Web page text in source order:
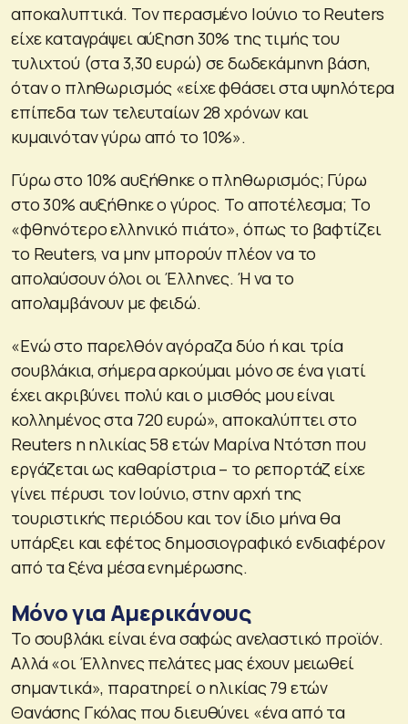
αποκαλυπτικά. Τον περασμένο Ιούνιο το Reuters
είχε καταγράψει αύξηση 30% της τιμής του
τυλιχτού (στα 3,30 ευρώ) σε δωδεκάμηνη βάση,
όταν ο πληθωρισμός «είχε φθάσει στα υψηλότερα
επίπεδα των τελευταίων 28 χρόνων και
κυμαινόταν γύρω από το 10%».
Γύρω στο 10% αυξήθηκε ο πληθωρισμός; Γύρω
στο 30% αυξήθηκε ο γύρος. Το αποτέλεσμα; Το
«φθηνότερο ελληνικό πιάτο», όπως το βαφτίζει
το Reuters, να μην μπορούν πλέον να το
απολαύσουν όλοι οι Έλληνες. Ή να το
απολαμβάνουν με φειδώ.
«Ενώ στο παρελθόν αγόραζα δύο ή και τρία
σουβλάκια, σήμερα αρκούμαι μόνο σε ένα γιατί
έχει ακριβύνει πολύ και ο μισθός μου είναι
κολλημένος στα 720 ευρώ», αποκαλύπτει στο
Reuters η ηλικίας 58 ετών Μαρίνα Ντότση που
εργάζεται ως καθαρίστρια – το ρεπορτάζ είχε
γίνει πέρυσι τον Ιούνιο, στην αρχή της
τουριστικής περιόδου και τον ίδιο μήνα θα
υπάρξει και εφέτος δημοσιογραφικό ενδιαφέρον
από τα ξένα μέσα ενημέρωσης.
Μόνο για Αμερικάνους
Το σουβλάκι είναι ένα σαφώς ανελαστικό προϊόν.
Αλλά «οι Έλληνες πελάτες μας έχουν μειωθεί
σημαντικά», παρατηρεί ο ηλικίας 79 ετών
Θανάσης Γκόλας που διευθύνει «ένα από τα